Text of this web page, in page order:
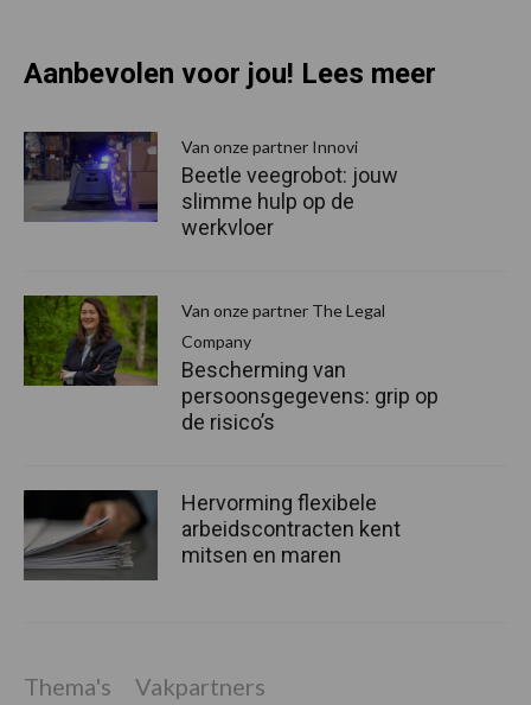
Aanbevolen voor jou! Lees meer
Van onze partner Innovi
Beetle veegrobot: jouw
slimme hulp op de
werkvloer
Van onze partner The Legal
Company
Bescherming van
persoonsgegevens: grip op
de risico’s
Hervorming flexibele
arbeidscontracten kent
mitsen en maren
Thema's Vakpartners